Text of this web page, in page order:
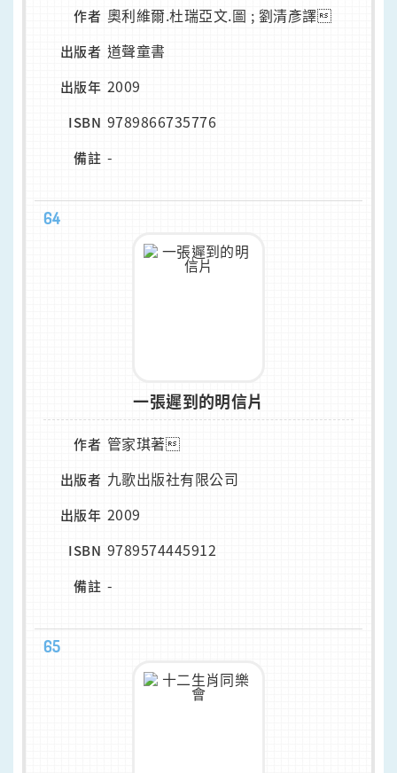
作者 奧利維爾.杜瑞亞文.圖 ; 劉清彥譯
出版者 道聲童書
出版年 2009
ISBN 9789866735776
備註 -
64
一張遲到的明信片
作者 管家琪著
出版者 九歌出版社有限公司
出版年 2009
ISBN 9789574445912
備註 -
65